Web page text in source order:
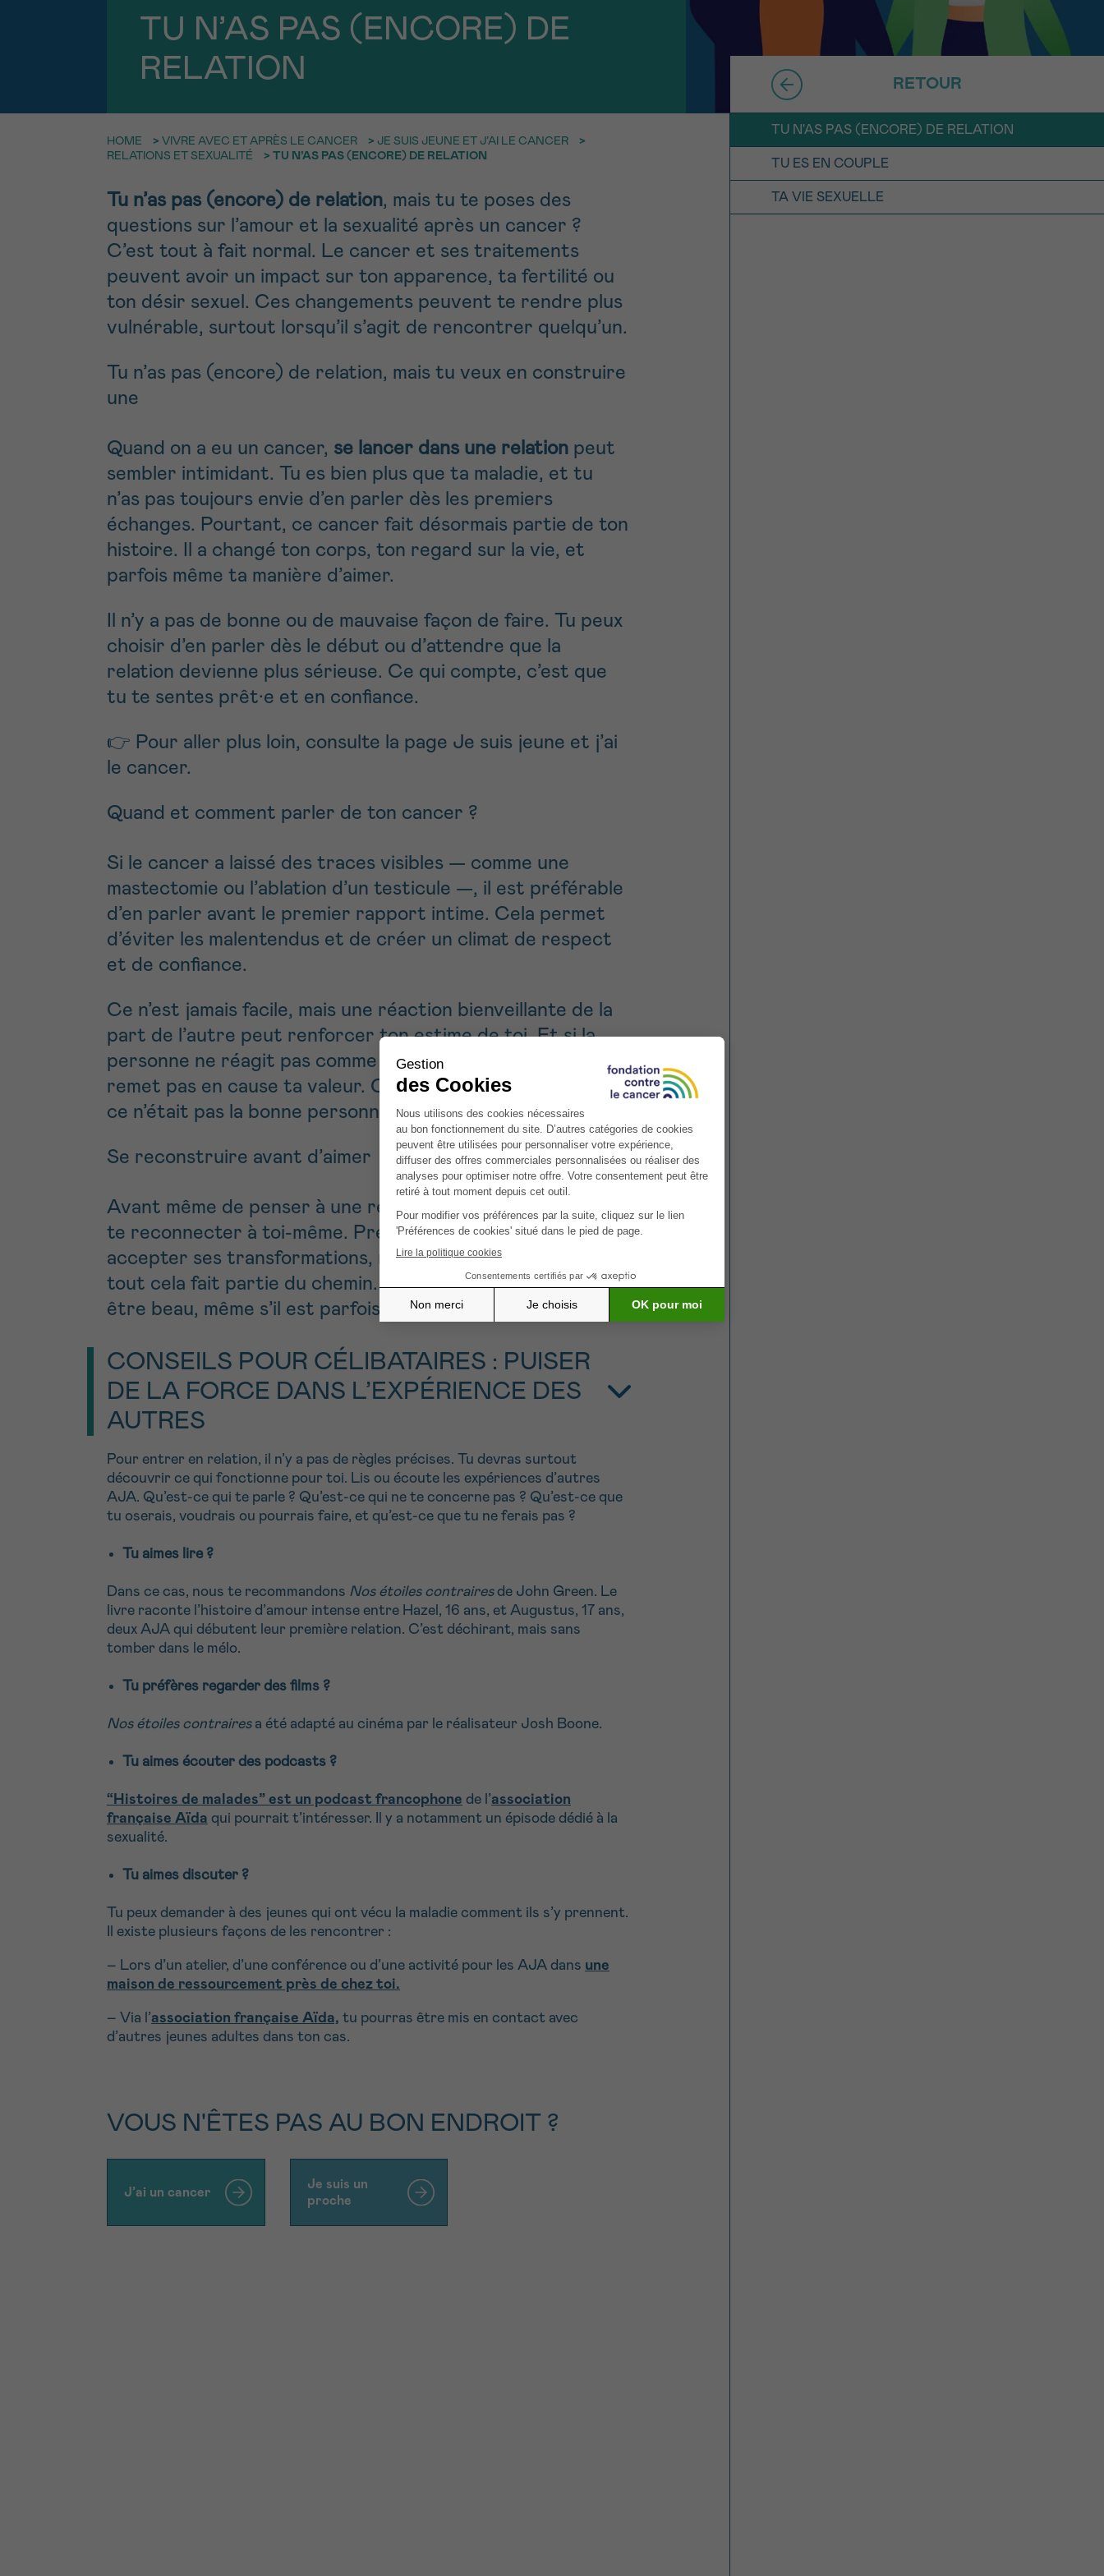
TU N’AS PAS (ENCORE) DE
RELATION
HOME > VIVRE AVEC ET APRÈS LE CANCER > JE SUIS JEUNE ET J’AI LE CANCER
>
RELATIONS ET SEXUALITÉ
> TU N’AS PAS (ENCORE) DE RELATION
Tu n’as pas (encore) de relation, mais tu te poses des
questions sur l’amour et la sexualité après un cancer ?
C’est tout à fait normal. Le cancer et ses traitements
peuvent avoir un impact sur ton apparence, ta fertilité ou
ton désir sexuel. Ces changements peuvent te rendre plus
vulnérable, surtout lorsqu’il s’agit de rencontrer quelqu’un.
Tu n’as pas (encore) de relation, mais tu veux en construire
une
Quand on a eu un cancer, se lancer dans une relation peut
sembler intimidant. Tu es bien plus que ta maladie, et tu
n’as pas toujours envie d’en parler dès les premiers
échanges. Pourtant, ce cancer fait désormais partie de ton
histoire. Il a changé ton corps, ton regard sur la vie, et
parfois même ta manière d’aimer.
Il n’y a pas de bonne ou de mauvaise façon de faire. Tu peux
choisir d’en parler dès le début ou d’attendre que la
relation devienne plus sérieuse. Ce qui compte, c’est que
tu te sentes prêt·e et en confiance.
👉 Pour aller plus loin, consulte la page Je suis jeune et j’ai
le cancer.
Quand et comment parler de ton cancer ?
Si le cancer a laissé des traces visibles — comme une
mastectomie ou l’ablation d’un testicule —, il est préférable
d’en parler avant le premier rapport intime. Cela permet
d’éviter les malentendus et de créer un climat de respect
et de confiance.
Ce n’est jamais facile, mais une réaction bienveillante de la
part de l’autre peut renforcer ton estime de toi. Et si la
personne ne réagit pas comme tu l’espérais ? Cela ne
remet pas en cause ta valeur. Cela signifie simplement que
ce n’était pas la bonne personne pour toi.
Se reconstruire avant d’aimer
Avant même de penser à une relation, il est important de
te reconnecter à toi-même. Prendre soin de ton corps,
accepter ses transformations, retrouver confiance en toi…
tout cela fait partie du chemin. Et ce chemin peut aussi
être beau, même s’il est parfois difficile.
CONSEILS POUR CÉLIBATAIRES : PUISER
DE LA FORCE DANS L’EXPÉRIENCE DES
AUTRES
Pour entrer en relation, il n’y a pas de règles précises. Tu devras surtout
découvrir ce qui fonctionne pour toi. Lis ou écoute les expériences d’autres
AJA. Qu’est-ce qui te parle ? Qu’est-ce qui ne te concerne pas ? Qu’est-ce que
tu oserais, voudrais ou pourrais faire, et qu’est-ce que tu ne ferais pas ?
Tu aimes lire ?
Dans ce cas, nous te recommandons Nos étoiles contrairesde John Green. Le
livre raconte l’histoire d’amour intense entre Hazel, 16 ans, et Augustus, 17 ans,
deux AJA qui débutent leur première relation. C’est déchirant, mais sans
tomber dans le mélo.
Tu préfères regarder des films ?
Nos étoiles contrairesa été adapté au cinéma par le réalisateur Josh Boone.
Tu aimes écouter des podcasts ?
“Histoires de malades” est un podcast francophone de l’association
française Aïda qui pourrait t’intéresser. Il y a notamment un épisode dédié à la
sexualité.
Tu aimes discuter ?
Tu peux demander à des jeunes qui ont vécu la maladie comment ils s’y prennent.
Il existe plusieurs façons de les rencontrer :
– Lors d’un atelier, d’une conférence ou d’une activité pour les AJA dans une
maison de ressourcement près de chez toi.
– Via l’association française Aïda, tu pourras être mis en contact avec
d’autres jeunes adultes dans ton cas.
VOUS N'ÊTES PAS AU BON ENDROIT ?
J’ai un cancer
Je suis un
proche
RETOUR
TU N'AS PAS (ENCORE) DE RELATION
TU ES EN COUPLE
TA VIE SEXUELLE
Contactez-nous
Par téléphone
Je souhaite être rappelé.e
En savoir plus sur
E-MAIL
VOTRE QUESTION
Je souhaite recevoir la Newsletter
J’accepte lesconditions d’utilisations
*CHAMP OBLIGATOIRE